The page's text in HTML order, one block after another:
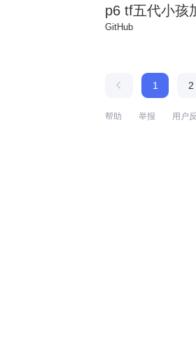
p6 tf五代小孩
GitHub
1 2
帮助 举报 用户